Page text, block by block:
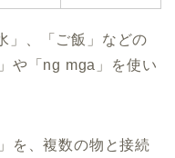
」、「ご飯」などの
や「ng mga」を使い
を、複数の物と接続